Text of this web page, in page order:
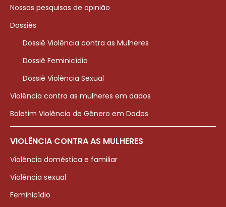
Nossas pesquisas de opinião
Dossiês
Dossiê Violência contra as Mulheres
Dossiê Feminicídio
Dossiê Violência Sexual
Violência contra as mulheres em dados
Boletim Violência de Gênero em Dados
VIOLÊNCIA CONTRA AS MULHERES
Violência doméstica e familiar
Violência sexual
Feminicídio